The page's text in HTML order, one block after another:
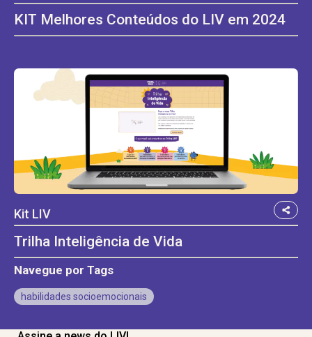
KIT Melhores Conteúdos do LIV em 2024
Kit LIV
Trilha Inteligência de Vida
Navegue por Tags
habilidades socioemocionais